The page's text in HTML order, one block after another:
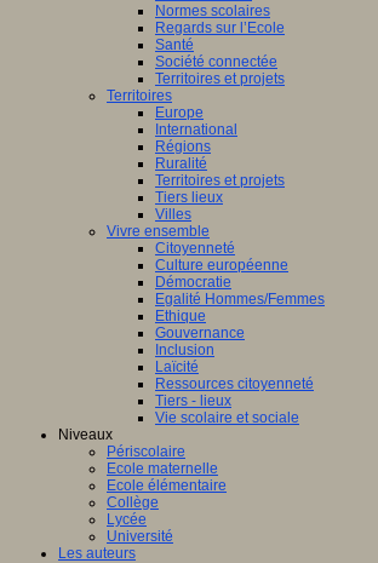
Normes scolaires
Regards sur l’Ecole
Santé
Société connectée
Territoires et projets
Territoires
Europe
International
Régions
Ruralité
Territoires et projets
Tiers lieux
Villes
Vivre ensemble
Citoyenneté
Culture européenne
Démocratie
Egalité Hommes/Femmes
Ethique
Gouvernance
Inclusion
Laïcité
Ressources citoyenneté
Tiers - lieux
Vie scolaire et sociale
Niveaux
Périscolaire
Ecole maternelle
Ecole élémentaire
Collège
Lycée
Université
Les auteurs